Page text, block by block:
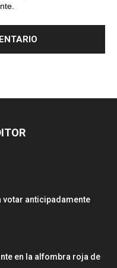
votar anticipadamente
en la alfombra roja de